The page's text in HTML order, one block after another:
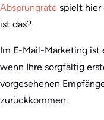
Absprungrate spielt hier
ist das?
Im E-Mail-Marketing ist
wenn Ihre sorgfältig
vorgesehenen
zurückkommen.